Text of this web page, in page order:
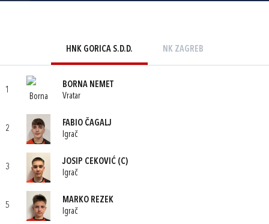
HNK GORICA S.D.D. NK ZAGREB
1
BORNA NEMET
Vratar
2
FABIO ČAGALJ
Igrač
3
JOSIP CEKOVIĆ (C)
Igrač
5
MARKO REZEK
Igrač